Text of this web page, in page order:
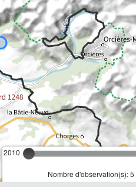
2010
Nombre d'observation(s): 5